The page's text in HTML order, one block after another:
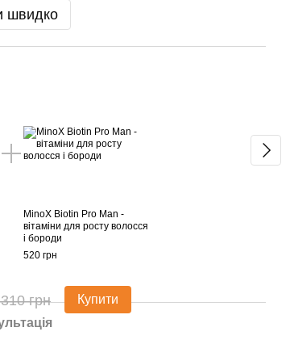
швидко
MinoX Biotin Pro Man -
вітаміни для росту волосся
і бороди
520 грн
грн Купити